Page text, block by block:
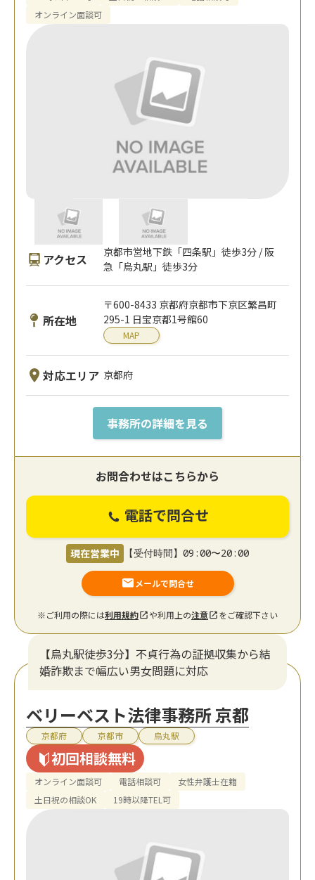
オンライン面談可
アクセス
京都市営地下鉄「四条駅」徒歩3分 / 阪
急「烏丸駅」徒歩3分
所在地
〒600-8433 京都府京都市下京区繁昌町
295-1 日宝京都1号館60
MAP
対応エリア 京都府
事務所の詳細を見る
お問合わせはこちらから
電話で問合せ
現在営業中 【受付時間】09:00〜20:00
メールで問合せ
※ご利用の際には利用規約 や利用上の注意 をご確認下さい
【烏丸駅徒歩3分】不貞行為の証拠収集から結
婚詐欺まで幅広い男女問題に対応
ベリーベスト法律事務所 京都
京都府 京都市 烏丸駅
初回相談無料
オンライン面談可 電話相談可
女性弁護士在籍
土日祝の相談OK
19時以降TEL可